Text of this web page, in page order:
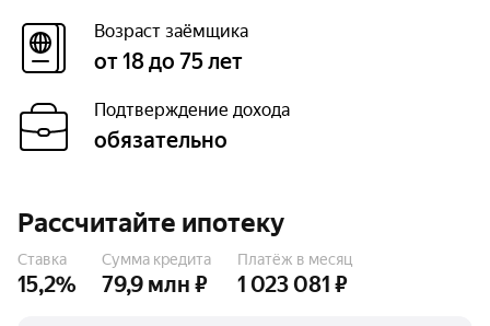
Возраст заёмщика
от 18 до 75 лет
Подтверждение дохода
обязательно
Рассчитайте ипотеку
Ставка
15,2%
Сумма кредита
79,9 млн ₽
Платёж в месяц
1 023 081 ₽